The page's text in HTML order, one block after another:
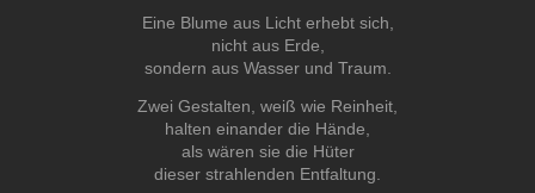
Eine Blume aus Licht erhebt sich,
nicht aus Erde,
sondern aus Wasser und Traum.
Zwei Gestalten, weiß wie Reinheit,
halten einander die Hände,
als wären sie die Hüter
dieser strahlenden Entfaltung.